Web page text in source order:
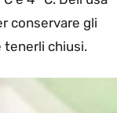
conservare gli
tenerli chiusi.